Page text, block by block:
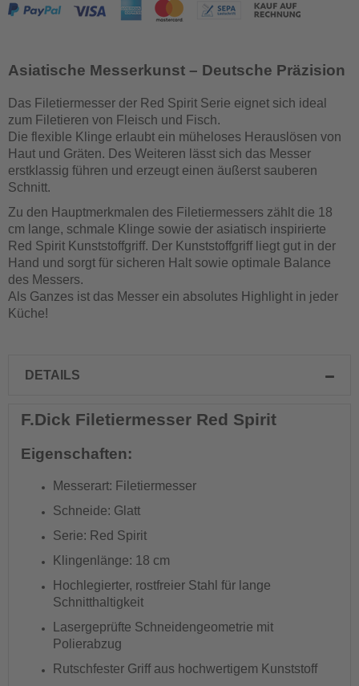
Asiatische Messerkunst – Deutsche Präzision
Das Filetiermesser der Red Spirit Serie eignet sich ideal
zum Filetieren von Fleisch und Fisch.
Die flexible Klinge erlaubt ein müheloses Herauslösen von
Haut und Gräten. Des Weiteren lässt sich das Messer
erstklassig führen und erzeugt einen äußerst sauberen
Schnitt.
Zu den Hauptmerkmalen des Filetiermessers zählt die 18
cm lange, schmale Klinge sowie der asiatisch inspirierte
Red Spirit Kunststoffgriff. Der Kunststoffgriff liegt gut in der
Hand und sorgt für sicheren Halt sowie optimale Balance
des Messers.
Als Ganzes ist das Messer ein absolutes Highlight in jeder
Küche!
DETAILS
F.Dick Filetiermesser Red Spirit
Eigenschaften:
Messerart: Filetiermesser
Schneide: Glatt
Serie: Red Spirit
Klingenlänge: 18 cm
Hochlegierter, rostfreier Stahl für lange
Schnitthaltigkeit
Lasergeprüfte Schneidengeometrie mit
Polierabzug
Rutschfester Griff aus hochwertigem Kunststoff